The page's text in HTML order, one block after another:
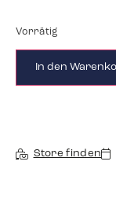
Vorrätig
In den
Store finden